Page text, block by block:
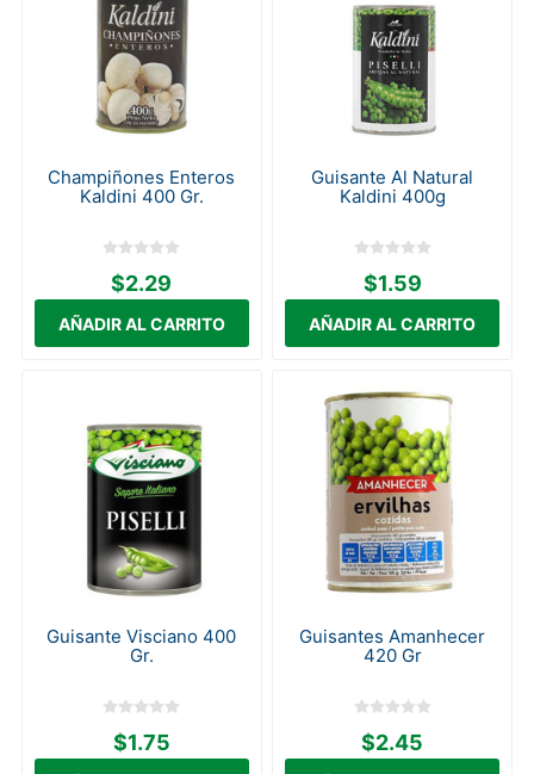
Champiñones Enteros
Kaldini 400 Gr.
$2.29
Guisante Al Natural
Kaldini 400g
$1.59
Guisante Visciano 400
Gr.
$1.75
Guisantes Amanhecer
420 Gr
$2.45